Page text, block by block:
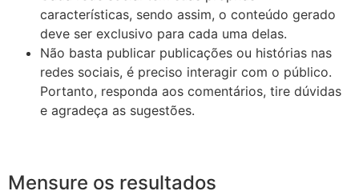
características, sendo assim, o conteúdo gerado
deve ser exclusivo para cada uma delas.
Não basta publicar publicações ou histórias nas
redes sociais, é preciso interagir com o público.
Portanto, responda aos comentários, tire dúvidas
e agradeça as sugestões.
Mensure os resultados